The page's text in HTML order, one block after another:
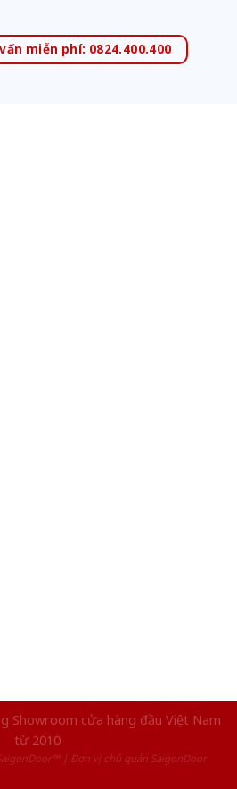
miễn phí: 0824.400.400
Showroom cửa hàng đầu Việt Nam
từ 2010
| Đơn vị chủ quản SaigonDoor